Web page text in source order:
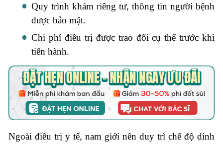
Quy trình khám riêng tư, thông tin người bệnh
được bảo mật.
Chi phí điều trị được trao đổi cụ thể trước khi
tiến hành.
Ngoài điều trị y tế, nam giới nên duy trì chế độ dinh